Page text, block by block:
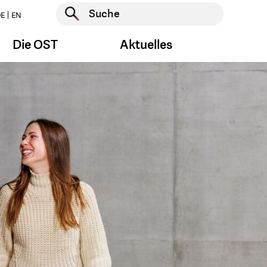
EN
Suche starten
Die OST Aktuelles